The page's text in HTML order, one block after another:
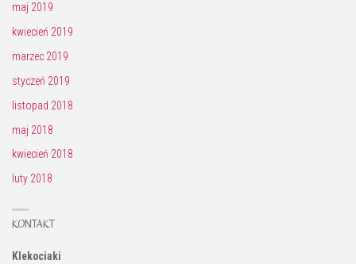
maj 2019
kwiecień 2019
marzec 2019
styczeń 2019
listopad 2018
maj 2018
kwiecień 2018
luty 2018
KONTAKT
Klekociaki